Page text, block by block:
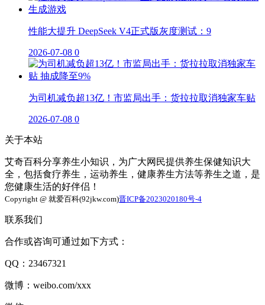
性能大提升 DeepSeek V4正式版灰度测试：9
2026-07-08 0
为司机减负超13亿！市监局出手：货拉拉取消独家车贴
2026-07-08 0
关于本站
艾奇百科分享养生小知识，为广大网民提供养生保健知识大
全，包括食疗养生，运动养生，健康养生方法等养生之道，是
您健康生活的好伴侣！
Copyright @ 就爱百科(92jkw.com)晋ICP备2023020180号-4
联系我们
合作或咨询可通过如下方式：
QQ：23467321
微博：weibo.com/xxx